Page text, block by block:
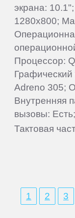
экрана:
1280x800;
Процессор:
Графический
Adreno 305;
Внутренняя
вызовы:
Тактовая
1 2 3
Zopo
ZTE